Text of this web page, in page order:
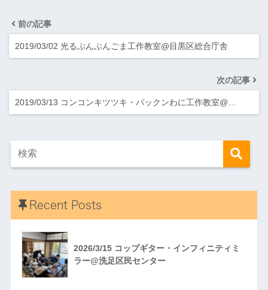
前の記事
2019/03/02 光るぶんぶんごま工作教室@目黒区総合庁舎
次の記事
2019/03/13 コンコンキツツキ・パックンわに工作教室@…
Recent Posts
2026/3/15 コップギター・インフィニティミ
ラー@洗足区民センター